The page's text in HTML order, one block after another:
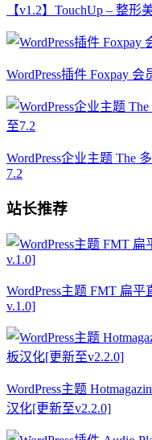
【v1.2】TouchUp – 整形
WordPress插件 Foxpay
WordPress企业主题 The
7.2
站长推荐
WordPress主题 FMT 扁
v.1.0]
WordPress主题
汉化[更新至v2.2.0]